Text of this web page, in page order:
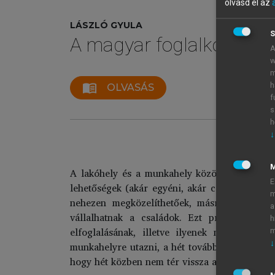
LÁSZLÓ GYULA
A magyar
menu_book OLVASÁS
A lakóhely és a munkahely közötti naponta
lehetőségek (akár egyéni, akár csoportos,
nehezen megközelíthetőek, másrészt a
vállalhatnak a családok. Ezt próbálja –
elfoglalásának, illetve ilyenek
munkahelyre utazni, a hét további napjain a
hogy hét közben nem tér vissza a családjához,
olvasd el az
↓
↓